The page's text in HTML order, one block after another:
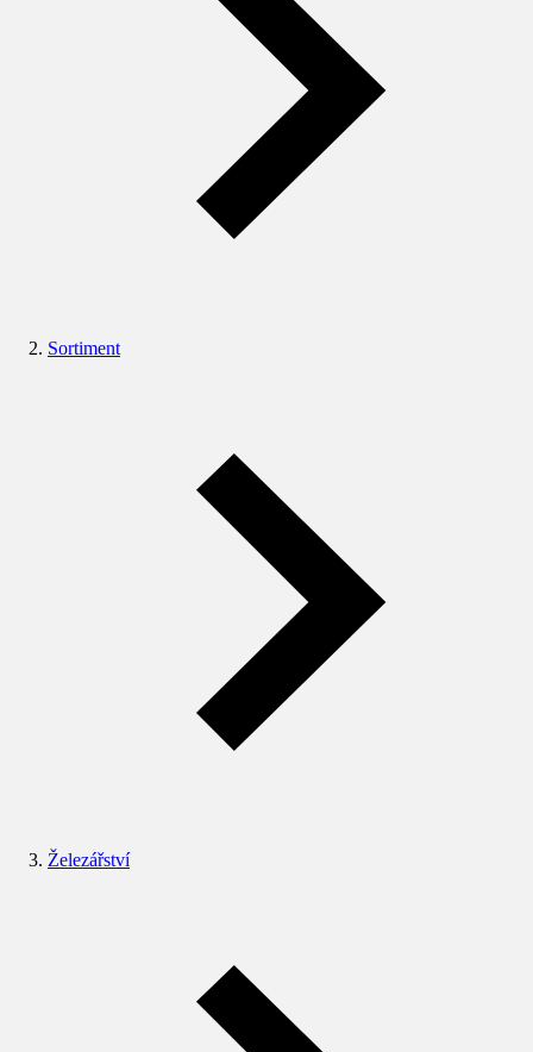
Sortiment
Železářství